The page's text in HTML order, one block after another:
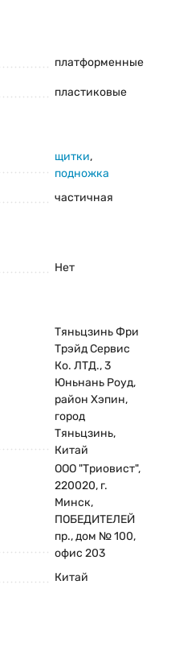
платформенные
пластиковые
щитки,
подножка
частичная
Нет
Тяньцзинь Фри
Трэйд Сервис
Ко. ЛТД., 3
Юньнань Роуд,
район Хэпин,
город
Тяньцзинь,
Китай
ООО "Триовист",
220020, г.
Минск,
ПОБЕДИТЕЛЕЙ
пр., дом № 100,
офис 203
Китай